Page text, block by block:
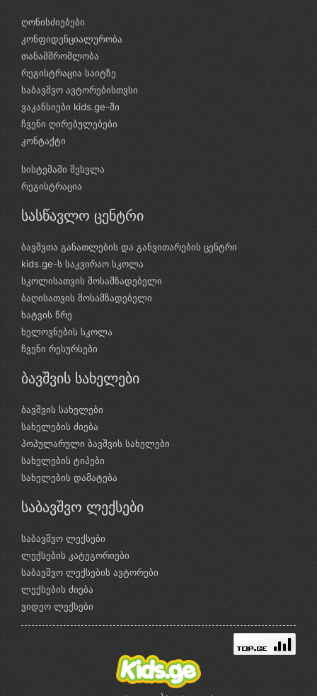
ღონისძიებები
კონფიდენციალურობა
თანამშრომლობა
რეგისტრაცია საიტზე
საბავშვო ავტორებისთვსი
ვაკანსიები kids.ge-ში
ჩვენი ღირებულებები
კონტაქტი
სისტემაში შესვლა
რეგისტრაცია
სასწავლო ცენტრი
ბავშვთა განათლების და განვითარების ცენტრი
kids.ge-ს საკვირაო სკოლა
სკოლისათვის მოსამზადებელი
ბაღისათვის მოსამზადებელი
ხატვის წრე
ხელოვნების სკოლა
ჩვენი რესურსები
ბავშვის სახელები
ბავშვის სახელები
სახელების ძიება
პოპულარული ბავშვის სახელები
სახელების ტიპები
სახელების დამატება
საბავშვო ლექსები
საბავშვო ლექსები
ლექსების კატეგორიები
საბავშვო ლექსების ავტორები
ლექსების ძიება
ვიდეო ლექსები